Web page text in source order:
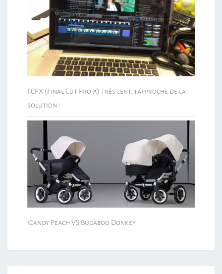
FCPX (Final Cut Pro X) très lent, j’approche de la
solution !
iCandy Peach VS Bugaboo Donkey